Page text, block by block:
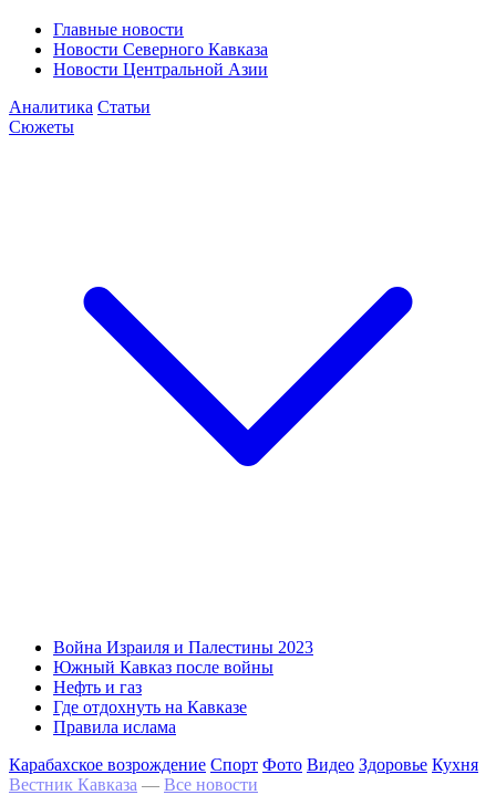
Главные новости
Новости Северного Кавказа
Новости Центральной Азии
Аналитика Статьи
Сюжеты
Война Израиля и Палестины 2023
Южный Кавказ после войны
Нефть и газ
Где отдохнуть на Кавказе
Правила ислама
Карабахское возрождение Спорт Фото Видео Здоровье Кухня
Вестник Кавказа — Все новости